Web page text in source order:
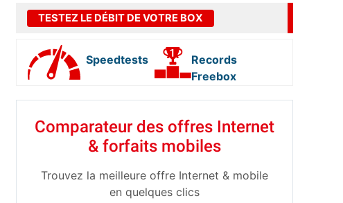
TESTEZ LE DÉBIT DE VOTRE BOX
Speedtests
Records
Freebox
Comparateur des offres Internet
& forfaits mobiles
Trouvez la meilleure offre Internet & mobile
en quelques clics